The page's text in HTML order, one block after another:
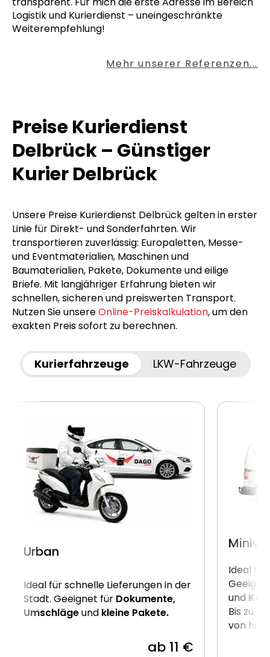
Logistik und Kurierdienst – uneingeschränkte
Weiterempfehlung!
Mehr unserer Referenzen...
Preise Kurierdienst
Delbrück – Günstiger
Kurier Delbrück
Unsere Preise Kurierdienst Delbrück gelten in erster
Linie für Direkt- und Sonderfahrten. Wir
transportieren zuverlässig: Europaletten, Messe-
und Eventmaterialien, Maschinen und
Baumaterialien, Pakete, Dokumente und eilige
Briefe. Mit langjähriger Erfahrung bieten wir
schnellen, sicheren und preiswerten Transport.
Nutzen Sie unsereOnline-Preiskalkulation, um den
exakten Preis sofort zu berechnen.
Kurierfahrzeuge LKW-Fahrzeuge
Urban
Ideal für schnelle Lieferungen in der
Stadt. Geeignet für Dokumente,
Umschlägeund kleine Pakete.
ab 11 €
Ideal für
und
Bis zu 2
von